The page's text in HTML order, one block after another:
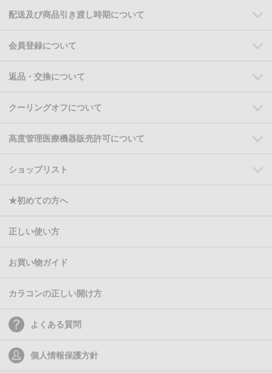
配送及び商品引き渡し時期について
会員登録について
返品・交換について
クーリングオフについて
高度管理医療機器販売許可について
ショップリスト
★初めての方へ
正しい使い方
お買い物ガイド
カラコンの正しい開け方
よくある質問
個人情報保護方針